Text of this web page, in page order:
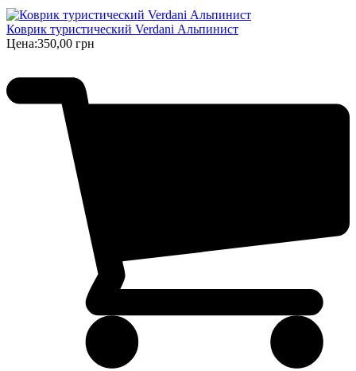
Коврик туристический Verdani Альпинист
Цена:350,00 грн